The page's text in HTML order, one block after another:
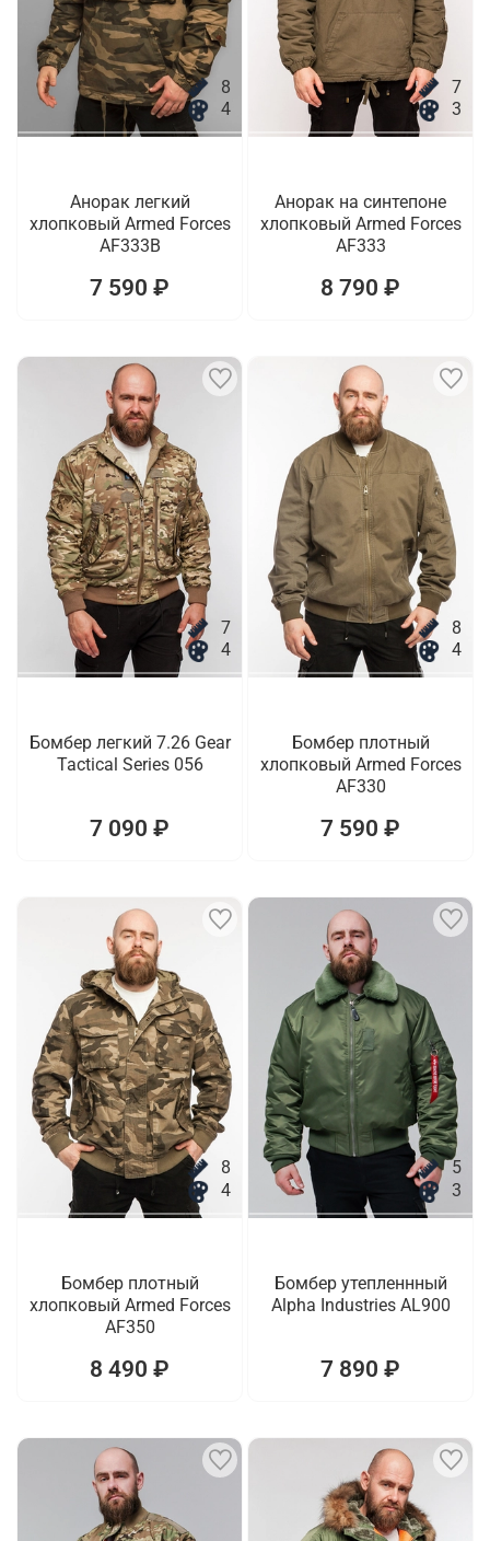
8
4
Анорак легкий
хлопковый Armed Forces
AF333B
7 590 ₽
7
3
Анорак на синтепоне
хлопковый Armed Forces
AF333
8 790 ₽
7
4
Бомбер легкий 7.26 Gear
Tactical Series 056
7 090 ₽
8
4
Бомбер плотный
хлопковый Armed Forces
AF330
7 590 ₽
8
4
Бомбер плотный
хлопковый Armed Forces
AF350
8 490 ₽
5
3
Бомбер утепленнный
Alpha Industries AL900
7 890 ₽